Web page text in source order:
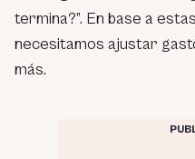
termina?”. En base a
necesitamos ajustar
más.